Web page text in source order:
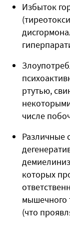
Избыток
ртутью,
числе
Различные
которых
мышечного
(что